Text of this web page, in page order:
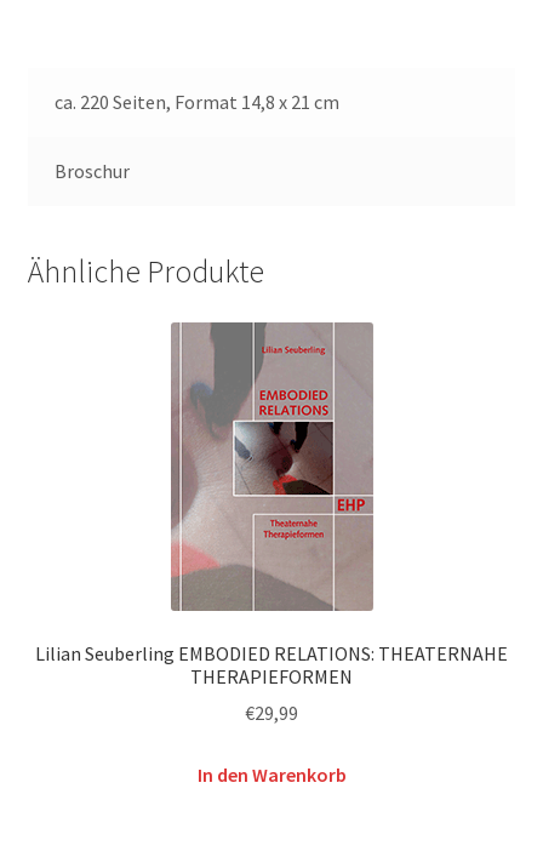
ca. 220 Seiten, Format 14,8 x 21 cm
Broschur
Ähnliche Produkte
Lilian Seuberling EMBODIED RELATIONS: THEATERNAHE
THERAPIEFORMEN
€29,99
In den Warenkorb